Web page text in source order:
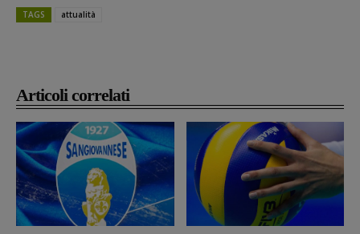
Articoli correlati
TAGS attualità